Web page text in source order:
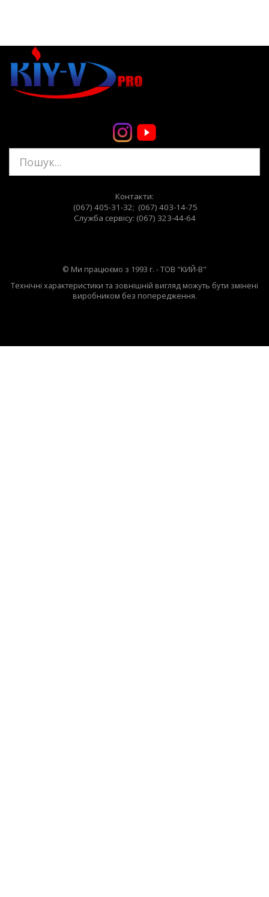
Контакти:
(067) 405-31-32; (067) 403-14-75
Служба сервiсу: (067) 323-44-64
© Ми працюємо з 1993 г. - ТОВ "КИЙ-В"
Технічні характеристики та зовнішній вигляд можуть бути змінені
виробником без попередження.